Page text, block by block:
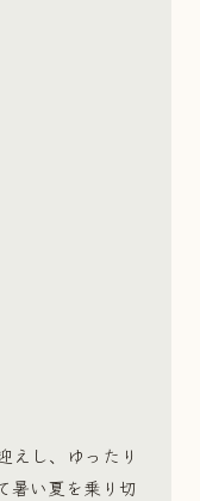
えし、ゆったり
暑い夏を乗り切